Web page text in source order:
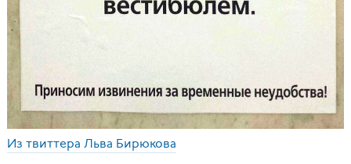
Из твиттера Льва Бирюкова